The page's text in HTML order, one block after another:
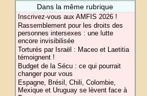
Dans la même rubrique
Inscrivez-vous aux AMFIS 2026 !
Rassemblement pour les droits des
personnes intersexes : une lutte
encore invisibilisée
Torturés par Israël : Maceo et Laetitia
témoignent !
Budget de la Sécu : ce qui pourrait
changer pour vous
Espagne, Brésil, Chili, Colombie,
Mexique et Uruguay se lèvent face à